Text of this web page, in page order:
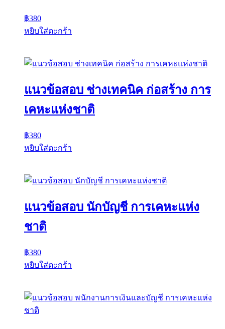
฿380
หยิบใส่ตะกร้า
แนวข้อสอบ ช่างเทคนิค ก่อสร้าง การ
เคหะแห่งชาติ
฿380
หยิบใส่ตะกร้า
แนวข้อสอบ นักบัญชี การเคหะแห่ง
ชาติ
฿380
หยิบใส่ตะกร้า